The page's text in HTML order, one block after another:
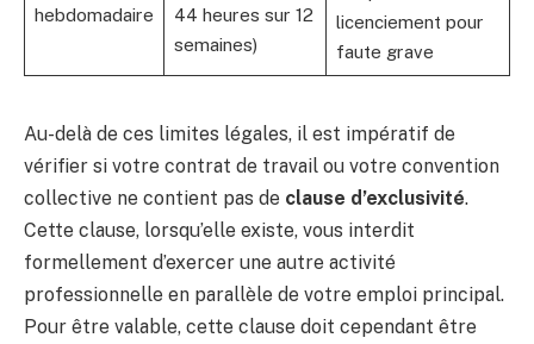
licenciement pour
faute grave
hebdomadaire
44 heures sur 12
semaines)
Au-delà de ces limites légales, il est impératif de
vérifier si votre contrat de travail ou votre convention
collective ne contient pas de clause d’exclusivité.
Cette clause, lorsqu’elle existe, vous interdit
formellement d’exercer une autre activité
professionnelle en parallèle de votre emploi principal.
Pour être valable, cette clause doit cependant être